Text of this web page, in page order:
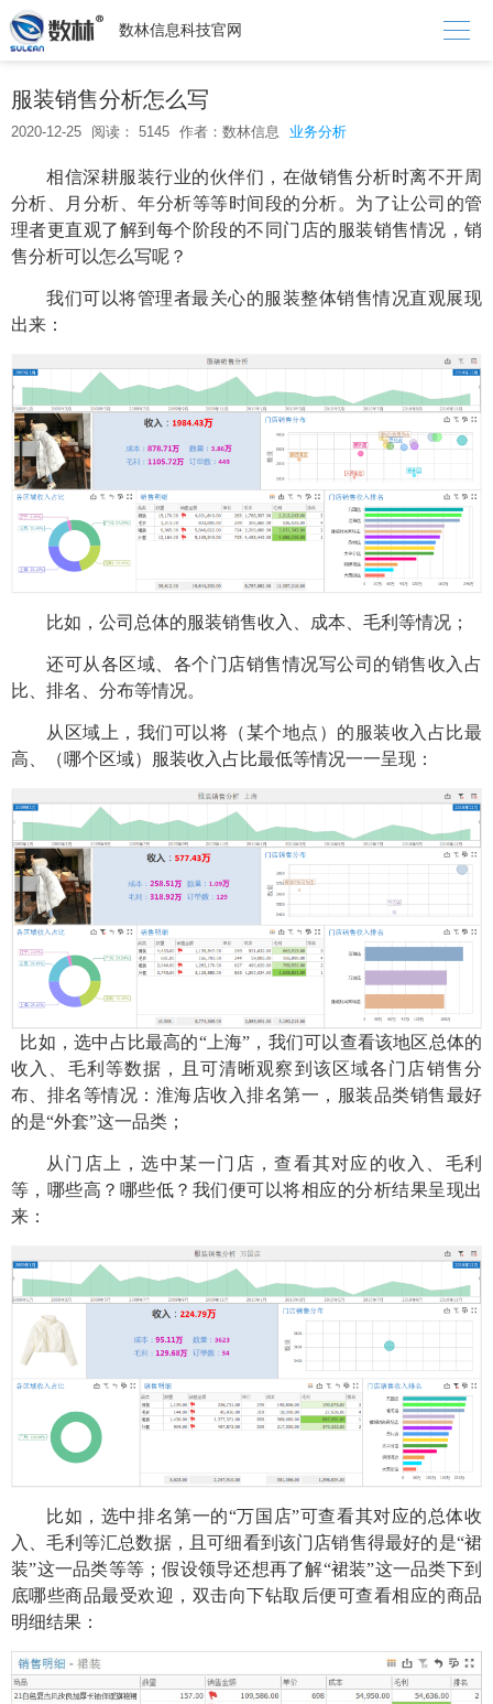
数林信息科技官网 
服装销售分析怎么写
2020-12-25 阅读： 5145 作者：数林信息 业务分析
相信深耕服装行业的伙伴们，在做销售分析时离不开周
分析、月分析、年分析等等时间段的分析。为了让公司的管
理者更直观了解到每个阶段的不同门店的服装销售情况，销
售分析可以怎么写呢？
我们可以将管理者最关心的服装整体销售情况直观展现
出来：
比如，公司总体的服装销售收入、成本、毛利等情况；
还可从各区域、各个门店销售情况写公司的销售收入占
比、排名、分布等情况。
从区域上，我们可以将（某个地点）的服装收入占比最
高、（哪个区域）服装收入占比最低等情况一一呈现：
比如，选中占比最高的“上海”，我们可以查看该地区总体的
收入、毛利等数据，且可清晰观察到该区域各门店销售分
布、排名等情况：淮海店收入排名第一，服装品类销售最好
的是“外套”这一品类；
从门店上，选中某一门店，查看其对应的收入、毛利
等，哪些高？哪些低？我们便可以将相应的分析结果呈现出
来：
比如，选中排名第一的“万国店”可查看其对应的总体收
入、毛利等汇总数据，且可细看到该门店销售得最好的是“裙
装”这一品类等等；假设领导还想再了解“裙装”这一品类下到
底哪些商品最受欢迎，双击向下钻取后便可查看相应的商品
明细结果：